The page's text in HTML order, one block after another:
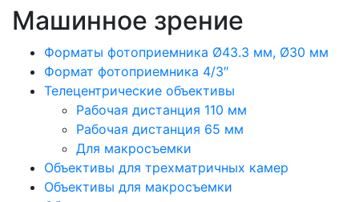
Машинное зрение
Форматы фотоприемника Ø43.3 мм, Ø30 мм
Формат фотоприемника 4/3″
Телецентрические объективы
Рабочая дистанция 110 мм
Рабочая дистанция 65 мм
Для макросъемки
Объективы для трехматричных камер
Объективы для макросъемки